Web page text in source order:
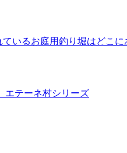
いるお庭用釣り堀はどこに
エテーネ村シリーズ